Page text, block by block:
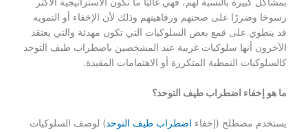
بمشاكل كبيرة بالنسبة لهم، فهي غالبًا ما تكون الاستراتيجية الأكثر
رسوخا وضررًا على صحتهم ورفاهيتهم وذلك لأن الإخفاء أو التمويه
قد ينطوي على قمع بعض السلوكيات التي تكون مهدئة والتي يعتقد
الآخرون أنها سلوكيات غريبة عند المشخصين باضطراب طيف التوحد
كالسلوكيات النمطية المتكررة أو الاهتمامات المقيدة.
ما هو إخفاء اضطراب طيف التوحد؟
يستخدم مصطلح (إخفاء اضطراب طيف التوحد) لوصف السلوكيات